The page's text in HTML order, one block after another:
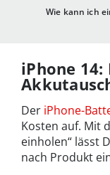
Wie kann ich
iPhone
Der iPhone-
Kosten auf. Mit
einholen“ lässt
nach Produkt